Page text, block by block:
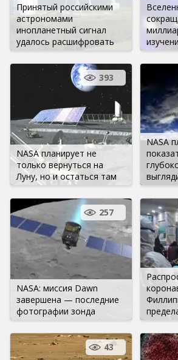
Принятый российскими
астрономами
инопланетный сигнал
удалось расшифровать
NASA планирует не
только вернуться на
Луну, но и остаться там
393
NASA
NASA: миссия Dawn
завершена — последние
фотографии зонда
257
43